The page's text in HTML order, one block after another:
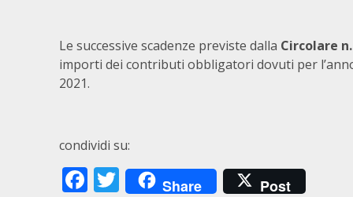
Le successive scadenze previste dalla Circolare
importi dei contributi obbligatori dovuti per
2021.
condividi su:
Facebook
Twitter
Share Post